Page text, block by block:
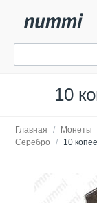
10
Главная / Монеты
Серебро
/ 10